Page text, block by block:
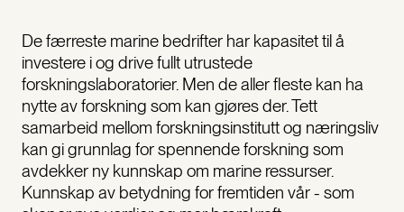
De færreste marine bedrifter har kapasitet til å
investere i og drive fullt utrustede
forskningslaboratorier. Men de aller fleste kan ha
nytte av forskning som kan gjøres der. Tett
samarbeid mellom forskningsinstitutt og næringsliv
kan gi grunnlag for spennende forskning som
avdekker ny kunnskap om marine ressurser.
Kunnskap av betydning for fremtiden vår - som